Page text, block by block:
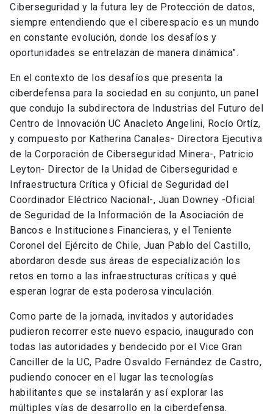
Ciberseguridad y la futura ley de Protección de datos,
siempre entendiendo que el ciberespacio es un mundo
en constante evolución, donde los desafíos y
oportunidades se entrelazan de manera dinámica”.
En el contexto de los desafíos que presenta la
ciberdefensa para la sociedad en su conjunto, un panel
que condujo la subdirectora de Industrias del Futuro del
Centro de Innovación UC Anacleto Angelini, Rocío Ortíz,
y compuesto por Katherina Canales- Directora Ejecutiva
de la Corporación de Ciberseguridad Minera-, Patricio
Leyton- Director de la Unidad de Ciberseguridad e
Infraestructura Crítica y Oficial de Seguridad del
Coordinador Eléctrico Nacional-, Juan Downey -Oficial
de Seguridad de la Información de la Asociación de
Bancos e Instituciones Financieras, y el Teniente
Coronel del Ejército de Chile, Juan Pablo del Castillo,
abordaron desde sus áreas de especialización los
retos en torno a las infraestructuras críticas y qué
esperan lograr de esta poderosa vinculación.
Como parte de la jornada, invitados y autoridades
pudieron recorrer este nuevo espacio, inaugurado con
todas las autoridades y bendecido por el Vice Gran
Canciller de la UC, Padre Osvaldo Fernández de Castro,
pudiendo conocer en el lugar las tecnologías
habilitantes que se instalarán y así explorar las
múltiples vías de desarrollo en la ciberdefensa.